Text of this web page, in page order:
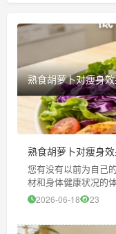
熟食胡萝卜对瘦身
熟食胡萝卜对瘦身效
您有没有以前为自己
材和身体健康状况的
历。在追求减肥的道
所谓的“减肥食物”。
作用于，一针见血
2026-06-18 23